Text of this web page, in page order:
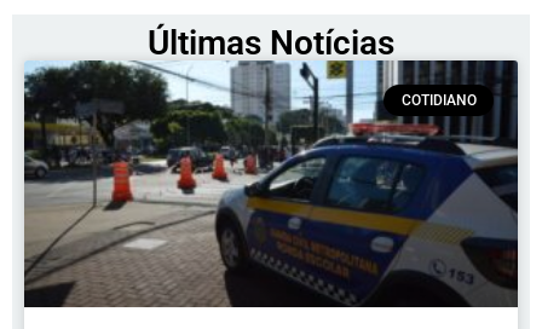
Últimas Notícias
COTIDIANO